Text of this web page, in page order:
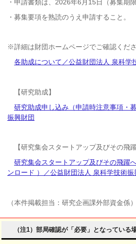
・申請書類は、2026年6月15日（募集期
・募集要項を熟読のうえ申請すること。
※詳細は財団ホームページでご確認くださ
各助成について／公益財団法人 泉科学
【研究助成】
研究助成申し込み（申請時注意事項・
振興財団
【研究集会スタートアップ及びその飛躍
研究集会スタートアップ及びその飛躍
ンロード ）／公益財団法人 泉科学技術振
（本件掲載担当：研究企画課外部資金係）
（注1）部局確認が「必要」となっている